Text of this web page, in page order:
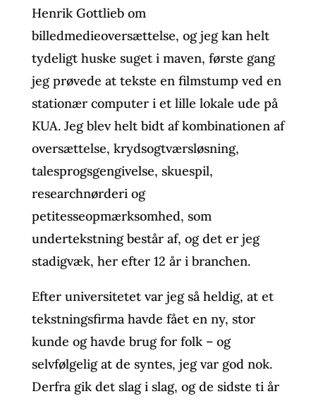
Henrik Gottlieb om
billedmedieoversættelse, og jeg kan helt
tydeligt huske suget i maven, første gang
jeg prøvede at tekste en filmstump ved en
stationær computer i et lille lokale ude på
KUA. Jeg blev helt bidt af kombinationen af
oversættelse, krydsogtværsløsning,
talesprogsgengivelse, skuespil,
researchnørderi og
petitesseopmærksomhed, som
undertekstning består af, og det er jeg
stadigvæk, her efter 12 år i branchen.
Efter universitetet var jeg så heldig, at et
tekstningsfirma havde fået en ny, stor
kunde og havde brug for folk – og
selvfølgelig at de syntes, jeg var god nok.
Derfra gik det slag i slag, og de sidste ti år